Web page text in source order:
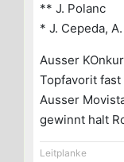
** J. Polanc
* J. Cepeda,
Ausser
Topfavorit
Ausser
gewinnt halt
Leitplanke